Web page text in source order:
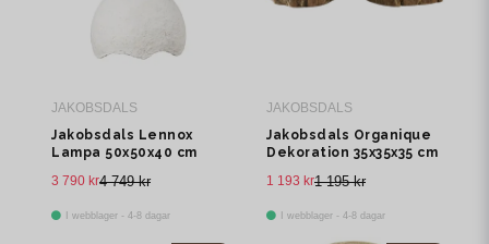
JAKOBSDALS
Jakobsdals Lennox
Lampa 50x50x40 cm
4 749 kr
3 790 kr
I webblager - 4-8 dagar
JAKOBSDALS
Jakobsdals Organique
Dekoration 35x35x35 cm
1 195 kr
1 193 kr
I webblager - 4-8 dagar